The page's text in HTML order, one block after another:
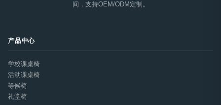
间，支持OEM/ODM定制。
产品中心
学校课桌椅
活动课桌椅
等候椅
礼堂椅